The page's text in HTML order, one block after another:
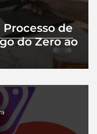
de
do Zero ao